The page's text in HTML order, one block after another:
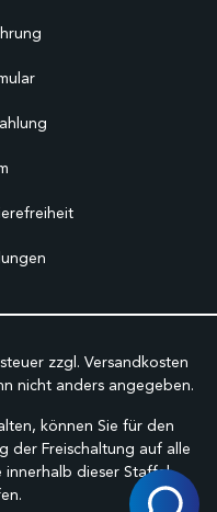
zzgl. Versandkosten
nicht anders angegeben.
können Sie für den
der Freischaltung auf alle
dieser Staffel